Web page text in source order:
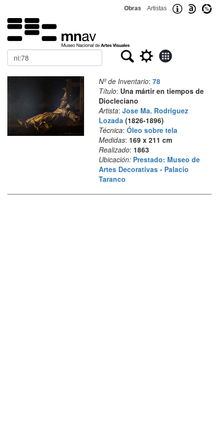
Obras Artistas
Buscar
Nº de Inventario: 78
Título: Una mártir en tiempos de
Diocleciano
Artista: Jose Ma. Rodriguez
Lozada(1826-1896)
Técnica: Óleo sobre tela
Medidas: 169 x 211 cm
Realizado: 1863
Ubicación: Prestado: Museo de
Artes Decorativas - Palacio
Taranco